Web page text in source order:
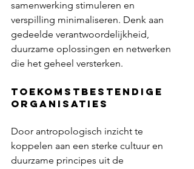
samenwerking stimuleren en
verspilling minimaliseren. Denk aan
gedeelde verantwoordelijkheid,
duurzame oplossingen en netwerken
die het geheel versterken.
toekomstbestendige
organisaties
Door antropologisch inzicht te
koppelen aan een sterke cultuur en
duurzame principes uit de